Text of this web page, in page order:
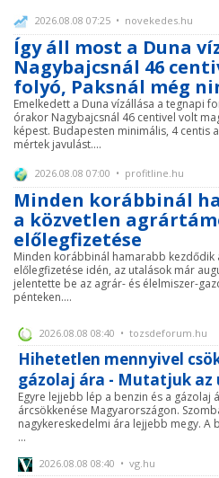
2026.08.08 07:25 • novekedes.hu
Így áll most a Duna
Nagybajcsnál 46
folyó, Paksnál még
Emelkedett a Duna vízállása a tegnapi
órakor Nagybajcsnál 46 centivel volt
képest. Budapesten minimális, 4 centis
mértek javulást....
2026.08.08 07:00 • profitline.hu
Minden korábbinál
a közvetlen
előlegfizetése
Minden korábbinál hamarabb
előlegfizetése idén, az utalások már
jelentette be az agrár- és élelmiszer-
pénteken....
2026.08.08 08:40 • tozsdeforum.hu
Hihetetlen mennyivel
gázolaj ára - Mutatjuk az
Egyre lejjebb lép a benzin és a gázolaj
árcsökkenése Magyarországon.
nagykereskedelmi ára lejjebb megy.
...
2026.08.08 08:40 • vg.hu